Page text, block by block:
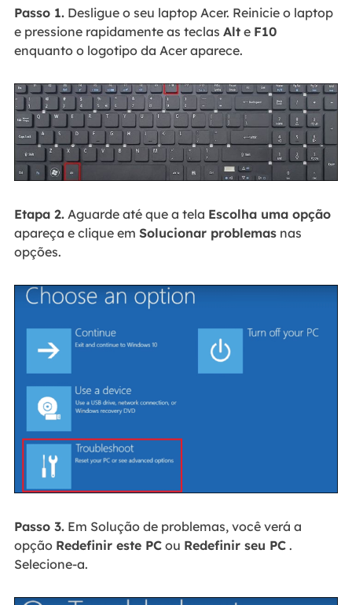
Passo 1.Desligue o seu laptop Acer. Reinicie o laptop
e pressione rapidamente as teclas Alte F10
enquanto o logotipo da Acer aparece.
Etapa 2.Aguarde até que a tela Escolha uma opção
apareça e clique em Solucionar problemasnas
opções.
Passo 3.Em Solução de problemas, você verá a
opção Redefinir este PCou Redefinir seu PC.
Selecione-a.